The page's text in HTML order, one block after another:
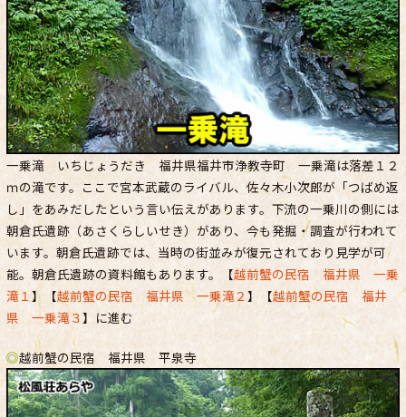
一乗滝 いちじょうだき 福井県福井市浄教寺町 一乗滝は落差１２
ｍの滝です。ここで宮本武蔵のライバル、佐々木小次郎が「つばめ返
し」をあみだしたという言い伝えがあります。下流の一乗川の側には
朝倉氏遺跡（あさくらしいせき）があり、今も発掘・調査が行われて
います。朝倉氏遺跡では、当時の街並みが復元されており見学が可
能。朝倉氏遺跡の資料館もあります。【越前蟹の民宿 福井県 一乗
滝１ 】【越前蟹の民宿 福井県 一乗滝２ 】【越前蟹の民宿 福井
県 一乗滝３】に進む
◎越前蟹の民宿 福井県 平泉寺